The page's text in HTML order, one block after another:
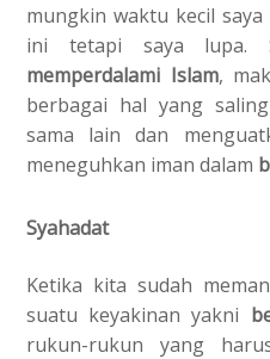
mungkin waktu kecil
ini tetapi saya lupa.
memperdalami Islam,
berbagai hal yang
sama lain dan
meneguhkan iman dalam
Syahadat
Ketika kita sudah
suatu keyakinan yakni
rukun-rukun yang